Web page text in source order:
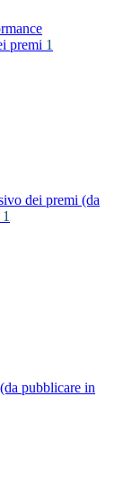
premi 1
dei premi (da
1
pubblicare in